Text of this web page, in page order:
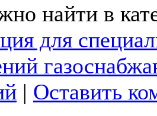
найти в
для
| Оставить